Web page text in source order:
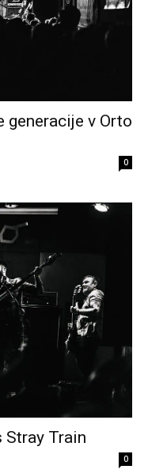
generacije v Orto
0
Stray Train
0